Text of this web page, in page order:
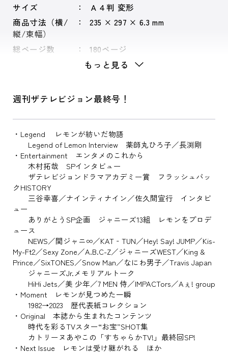
サイズ
Ａ４判 変形
商品寸法（横/
縦/束幅）
235 × 297 × 6.3 mm
総ページ数 180ページ
もっと見る
週刊ザテレビジョン最終号！
・Legend レモンが紡いだ物語
Legend of Lemon Interview 薬師丸ひろ子／長渕剛
・Entertainment エンタメのこれから
木村拓哉 SPインタビュー
ザテレビジョンドラマアカデミー賞 フラッシュバッ
クHISTORY
三谷幸喜／ナインティナイン／佐久間宣行 インタビ
ュー
ありがとうSP企画 ジャニーズ13組 レモンをプロデ
ュース
NEWS／関ジャニ∞／KAT‐TUN／Hey! Say! JUMP／Kis-
My-Ft2／Sexy Zone／A.B.C-Z／ジャニーズWEST／King &
Prince／SixTONES／Snow Man／なにわ男子／Travis Japan
ジャニーズJr.メモリアルトーク
HiHi Jets／美 少年／7 MEN 侍／IMPACTors／Aぇ! group
・Moment レモンが見つめた一瞬
1982→2023 歴代表紙コレクション
・Original 本誌から生まれたコンテンツ
時代を彩るTVスター“お宝”SHOT集
カトリーヌあやこの「すちゃらかTV!」最終回SP!
・Next Issue レモンは受け継がれる ほか